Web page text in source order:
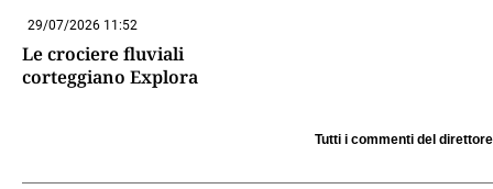
29/07/2026 11:52
Le crociere fluviali
corteggiano Explora
Tutti i commenti del direttore